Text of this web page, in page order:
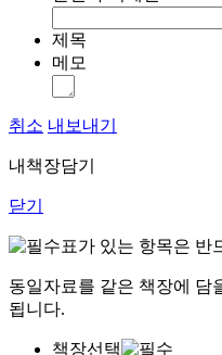
제목
메모
취소 내보내기
내책장담기
닫기
표가 있는 항목은 반
동일자료를 같은 책장에 담
됩니다.
책장선택